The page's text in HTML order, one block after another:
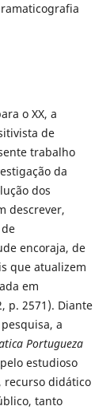
o XX, a
de
trabalho
da
dos
descrever,
encoraja, de
que atualizem
em
p. 2571). Diante
a
Portugueza
estudioso
recurso didático
tanto